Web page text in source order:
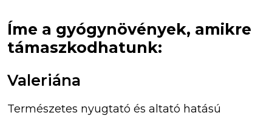
Íme a gyógynövények, amikre
támaszkodhatunk:
Valeriána
Természetes nyugtató és altató hatású